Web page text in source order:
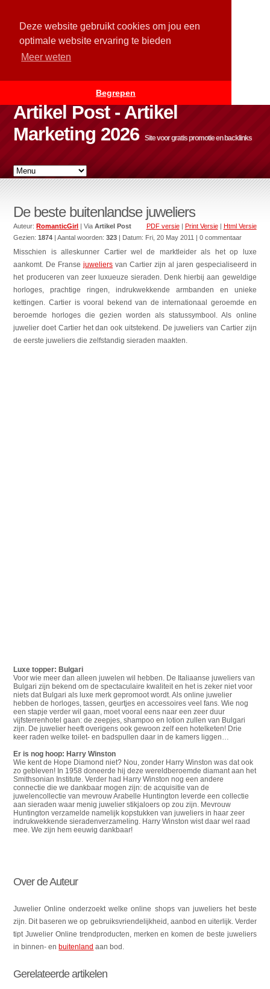
Deze website gebruikt cookies om jou een
optimale website ervaring te bieden
Meer weten
Begrepen
Artikel Post - Artikel
Marketing 2026
Site voor gratis promotie en backlinks
De beste buitenlandse juweliers
PDF versie| Print Versie| Html Versie
Auteur:RomanticGirl | ViaArtikel Post
Gezien:1874 | Aantal woorden:323 | Datum: Fri, 20 May 2011 | 0 commentaar
Misschien is alleskunner Cartier wel de marktleider als het op luxe
aankomt. De Fransejuweliers van Cartier zijn al jaren gespecialiseerd in
het produceren van zeer luxueuze sieraden. Denk hierbij aan geweldige
horloges, prachtige ringen, indrukwekkende armbanden en unieke
kettingen. Cartier is vooral bekend van de internationaal geroemde en
beroemde horloges die gezien worden als statussymbool. Als online
juwelier doet Cartier het dan ook uitstekend. De juweliers van Cartier zijn
de eerste juweliers die zelfstandig sieraden maakten.
Luxe topper: Bulgari
Voor wie meer dan alleen juwelen wil hebben. De Italiaanse juweliers van
Bulgari zijn bekend om de spectaculaire kwaliteit en het is zeker niet voor
niets dat Bulgari als luxe merk gepromoot wordt. Als online juwelier
hebben de horloges, tassen, geurtjes en accessoires veel fans. Wie nog
een stapje verder wil gaan, moet vooral eens naar een zeer duur
vijfsterrenhotel gaan: de zeepjes, shampoo en lotion zullen van Bulgari
zijn. De juwelier heeft overigens ook gewoon zelf een hotelketen! Drie
keer raden welke toilet- en badspullen daar in de kamers liggen…
Er is nog hoop: Harry Winston
Wie kent de Hope Diamond niet? Nou, zonder Harry Winston was dat ook
zo gebleven! In 1958 doneerde hij deze wereldberoemde diamant aan het
Smithsonian Institute. Verder had Harry Winston nog een andere
connectie die we dankbaar mogen zijn: de acquisitie van de
juwelencollectie van mevrouw Arabelle Huntington leverde een collectie
aan sieraden waar menig juwelier stikjaloers op zou zijn. Mevrouw
Huntington verzamelde namelijk kopstukken van juweliers in haar zeer
indrukwekkende sieradenverzameling. Harry Winston wist daar wel raad
mee. We zijn hem eeuwig dankbaar!
Over de Auteur
Juwelier Online onderzoekt welke online shops van juweliers het beste
zijn. Dit baseren we op gebruiksvriendelijkheid, aanbod en uiterlijk. Verder
tipt Juwelier Online trendproducten, merken en komen de beste juweliers
in binnen- enbuitenland aan bod.
Gerelateerde artikelen